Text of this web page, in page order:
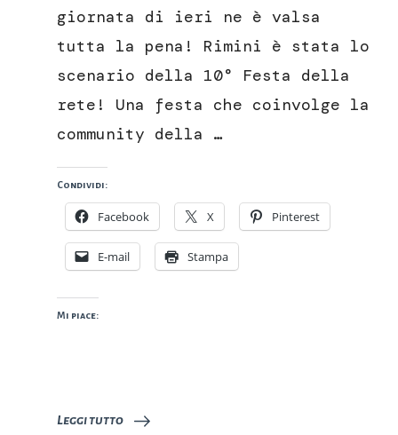
conoscere
giornata di ieri ne è valsa
tutta la pena! Rimini è stata lo
scenario della 10° Festa della
rete! Una festa che coinvolge la
community della …
Condividi:
Facebook X Pinterest
E-mail Stampa
Mi piace:
Leggi tutto